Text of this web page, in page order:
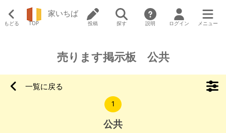
もどる TOP
家いちば
投稿 探す 説明 ログイン メニュー
売ります掲示板 公共
一覧に戻る
1
公共